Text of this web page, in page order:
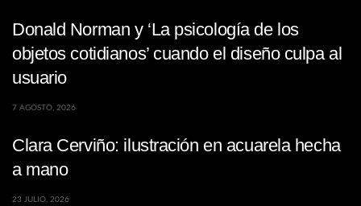
Donald Norman y ‘La psicología de los
objetos cotidianos’ cuando el diseño culpa al
usuario
7 AGOSTO, 2026
Clara Cerviño: ilustración en acuarela hecha
a mano
23 JULIO, 2026